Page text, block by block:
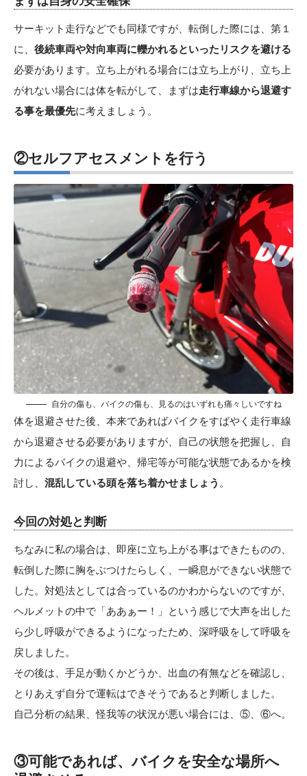
サーキット走行などでも同様ですが、転倒した際には、第１
に、 後続車両や対向車両に轢かれるといったリスクを避ける
必要があります。立ち上がれる場合には立ち上がり、立ち上
がれない場合には体を転がして、まずは走行車線から退避す
る事を最優先に考えましょう。
②セルフアセスメントを行う
自分の傷も、バイクの傷も、見るのはいずれも痛々しいですね
体を退避させた後、本来であればバイクをすばやく走行車線
から退避させる必要がありますが、自己の状態を把握し、自
力によるバイクの退避や、帰宅等が可能な状態であるかを検
討し、 混乱している頭を落ち着かせましょう 。
今回の対処と判断
ちなみに私の場合は、即座に立ち上がる事はできたものの、
転倒した際に胸をぶつけたらしく、一瞬息ができない状態で
した。対処法としては合っているのかわからないのですが、
ヘルメットの中で「ああぁー！」という感じで大声を出した
ら少し呼吸ができるようになったため、深呼吸をして呼吸を
戻しました。
その後は、手足が動くかどうか、出血の有無などを確認し、
とりあえず自分で運転はできそうであると判断しました。
自己分析の結果、怪我等の状況が悪い場合には、⑤、⑥へ。
③可能であれば、バイクを安全な場所へ